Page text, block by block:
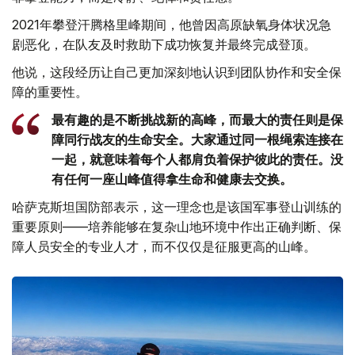
2021年攀登汗腾格里峰期间，他曾因高原缺氧身体状况急
剧恶化，在队友及时救助下成功恢复并最终完成登顶。
他说，这段经历让自己更加深刻地认识到团队协作和安全保
障的重要性。
最有趣的是不断挑战新的高峰，而最大的责任则是保
障同行战友的生命安全。大家通过同一根绳索连接在
一起，就意味着每个人都肩负着保护彼此的责任。没
有任何一座山峰值得拿生命和健康去交换。
哈萨克斯坦国防部表示，这一理念也是该国军事登山训练的
重要原则——培养能够在复杂山地环境中作出正确判断、保
障人员安全的专业人才，而不仅仅是征服更高的山峰。